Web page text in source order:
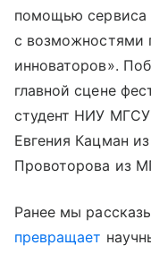
помощью сервиса
с возможностями
инноваторов».
главной сцене
студент НИУ
Евгения Кацман
Провоторова из
Ранее мы
превращает